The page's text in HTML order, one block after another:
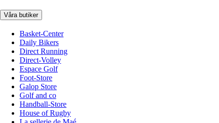
Våra butiker
Basket-Center
Daily Bikers
Direct Running
Direct-Volley
Espace Golf
Foot-Store
Galop Store
Golf and co
Handball-Store
House of Rugby